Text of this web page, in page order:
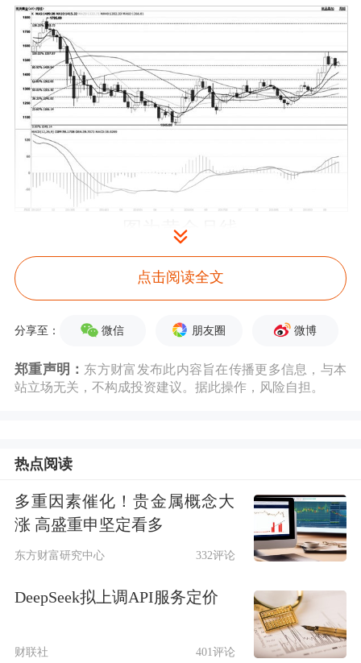
图为黄金月线
据国际金融协会(IIF)公布的最新数据显
美元的纪录高点，若按全球77亿人口计
算，人均债务接近3.25万美元。逾255
共债务占GDP比例超过70%，而世界
行和IMF关于这一比例的警戒值为
点击阅读全文
分享至： 微信 朋友圈 微博
郑重声明： 东方财富发布此内容旨在传播更多信息，与本
站立场无关，不构成投资建议。据此操作，风险自担。
热点阅读
多重因素催化！贵金属概念大
涨 高盛重申坚定看多
东方财富研究中心 332评论
DeepSeek拟上调API服务定价
财联社 401评论